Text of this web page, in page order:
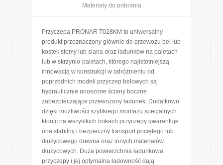
Materiały do pobrania
Przyczepa PRONAR T028KM to uniwersalny
produkt przeznaczony głównie do przewozu bel lub
kostek słomy lub siana oraz ładunków na paletach
lub w skrzynio-paletach, którego najistotniejszą
innowacją w konstrukcji w odróżnieniu od
poprzednich modeli przyczep belowych są
hydraulicznie unoszone ściany boczne
zabezpieczające przewożony ładunek. Dodatkowo
dzięki możliwości szybkiego montażu specjalnych
kłonic na wszystkich bokach przyczepy gwarantuje
ona stabilny i bezpieczny transport pociętego lub
dłużycowego drewna oraz innych materiałów
dłużycowych. Duża powierzchnia ładunkowa
przyczepy i jej optymalna ładowność dają